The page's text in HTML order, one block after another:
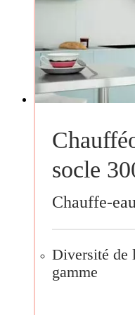
socle
Chauffe-
Diversité de
gamme